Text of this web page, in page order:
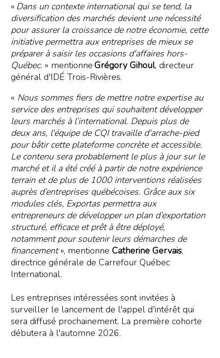
« Dans un contexte international qui se tend, la
diversification des marchés devient une nécessité
pour assurer la croissance de notre économie, cette
initiative permettra aux entreprises de mieux se
préparer à saisir les occasions d'affaires hors-
Québec. » mentionneGrégory Gihoul, directeur
général d'IDÉ Trois-Rivières.
« Nous sommes fiers de mettre notre expertise au
service des entreprises qui souhaitent développer
leurs marchés à l’international. Depuis plus de
deux ans, l'équipe de CQI travaille d'arrache-pied
pour bâtir cette plateforme concrète et accessible.
Le contenu sera probablement le plus à jour sur le
marché et il a été créé à partir de notre expérience
terrain et de plus de 1000 interventions réalisées
auprès d’entreprises québécoises. Grâce aux six
modules clés, Exportas permettra aux
entrepreneurs de développer un plan d’exportation
structuré, efficace et prêt à être déployé,
notamment pour soutenir leurs démarches de
financement», mentionneCatherine Gervais,
directrice générale de Carrefour Québec
International.
Les entreprises intéressées sont invitées à
surveiller le lancement de l'appel d'intérêt qui
sera diffusé prochainement. La première cohorte
débutera à l'automne 2026.